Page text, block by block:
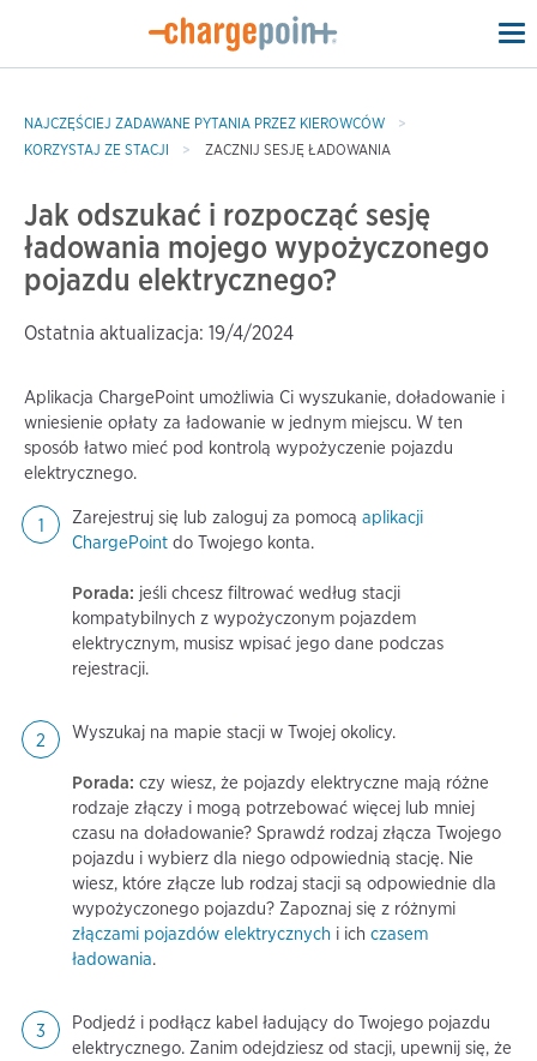
NAJCZĘŚCIEJ ZADAWANE PYTANIA PRZEZ KIEROWCÓW
KORZYSTAJ ZE STACJI
ZACZNIJ SESJĘ ŁADOWANIA
Jak odszukać i rozpocząć sesję
ładowania mojego wypożyczonego
pojazdu elektrycznego?
Ostatnia aktualizacja: 19/4/2024
Aplikacja ChargePoint umożliwia Ci wyszukanie, doładowanie i
wniesienie opłaty za ładowanie w jednym miejscu. W ten
sposób łatwo mieć pod kontrolą wypożyczenie pojazdu
elektrycznego.
Zarejestruj się lub zaloguj za pomocą aplikacji
ChargePoint do Twojego konta.
Porada: jeśli chcesz filtrować według stacji
kompatybilnych z wypożyczonym pojazdem
elektrycznym, musisz wpisać jego dane podczas
rejestracji.
Wyszukaj na mapie stacji w Twojej okolicy.
Porada: czy wiesz, że pojazdy elektryczne mają różne
rodzaje złączy i mogą potrzebować więcej lub mniej
czasu na doładowanie? Sprawdź rodzaj złącza Twojego
pojazdu i wybierz dla niego odpowiednią stację. Nie
wiesz, które złącze lub rodzaj stacji są odpowiednie dla
wypożyczonego pojazdu? Zapoznaj się z różnymi
złączami pojazdów elektrycznych i ich czasem
ładowania.
Podjedź i podłącz kabel ładujący do Twojego pojazdu
elektrycznego. Zanim odejdziesz od stacji, upewnij się, że